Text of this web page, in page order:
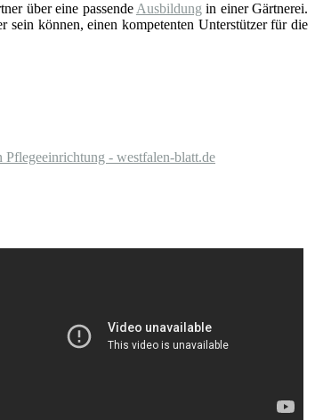
über eine passende Ausbildung in einer Gärtnerei.
sein können, einen kompetenten Unterstützer für die
- westfalen-blatt.de